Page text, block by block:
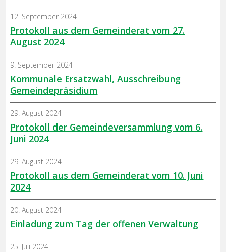
Protokoll aus dem Gemeinderat vom 27.
August 2024
12. September 2024
Kommunale Ersatzwahl, Ausschreibung
Gemeindepräsidium
9. September 2024
Protokoll der Gemeindeversammlung vom 6.
Juni 2024
29. August 2024
Protokoll aus dem Gemeinderat vom 10. Juni
2024
29. August 2024
Einladung zum Tag der offenen Verwaltung
20. August 2024
25. Juli 2024